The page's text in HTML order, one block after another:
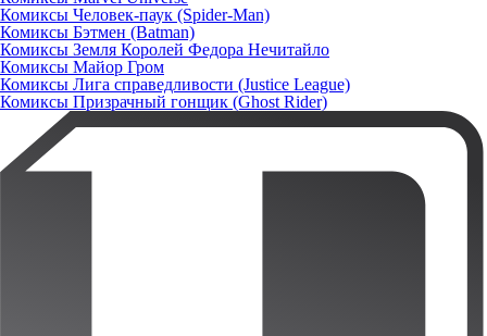
Комиксы Человек-паук (Spider-Man)
Комиксы Бэтмен (Batman)
Комиксы Земля Королей Федора Нечитайло
Комиксы Майор Гром
Комиксы Лига справедливости (Justice League)
Комиксы Призрачный гонщик (Ghost Rider)